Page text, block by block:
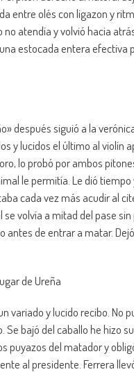
entre olés con ligazon y
atendía y volvió hacia
estocada entera efectiva
después siguió a la
y lucidos el último al violín
lo probó por ambos
le permitía. Le dió
cada vez más acudir al
volvía a mitad del pase
antes de entrar a matar.
de Ureña
variado y lucido recibo. No
bajó del caballo he hizo
puyazos del matador y
al presidente. Ferrera